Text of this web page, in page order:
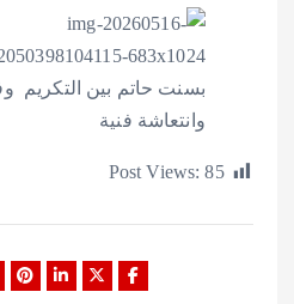
Post Views: